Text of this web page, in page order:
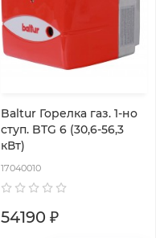
Baltur Горелка газ. 1-но
ступ. BTG 6 (30,6-56,3
кВт)
17040010
54190 ₽